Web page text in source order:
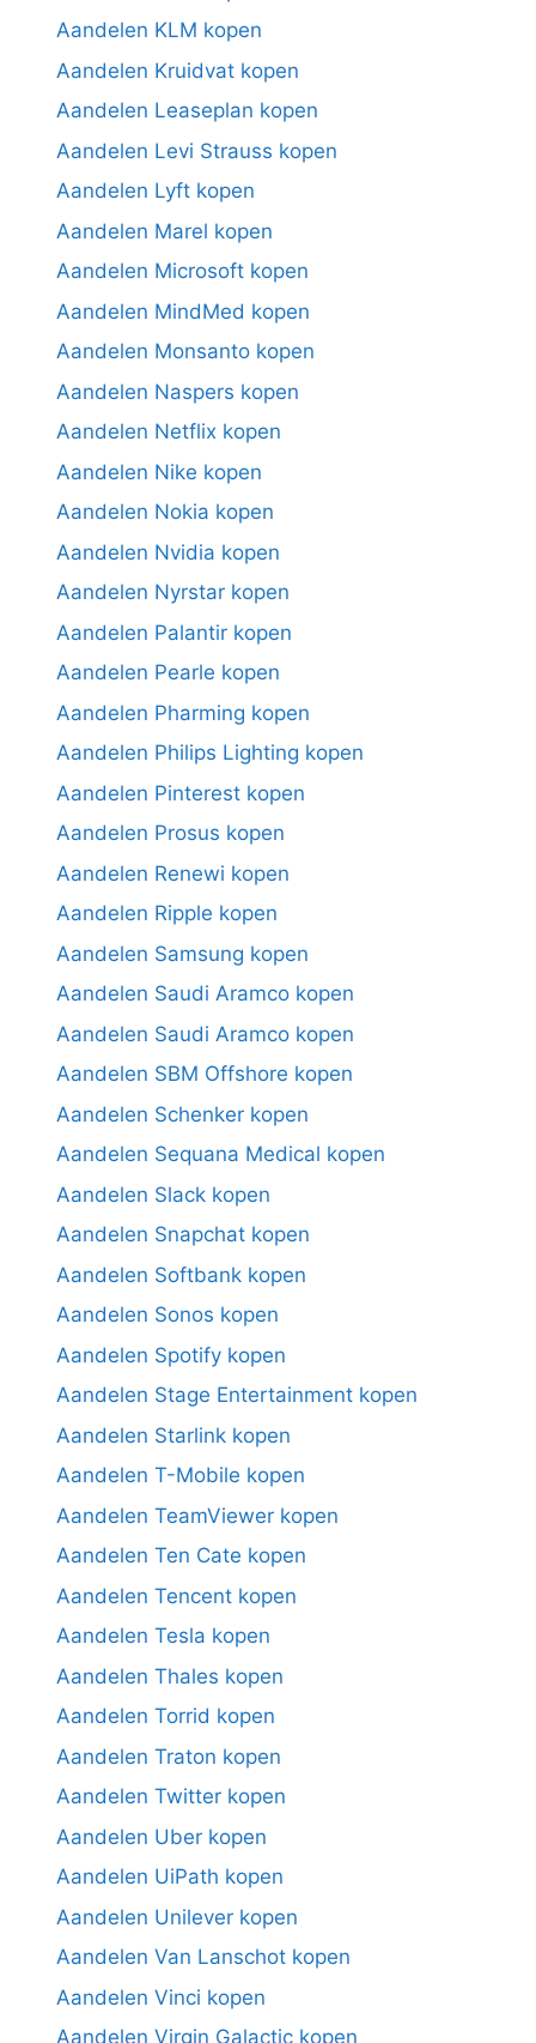
Aandelen KLM kopen
Aandelen Kruidvat kopen
Aandelen Leaseplan kopen
Aandelen Levi Strauss kopen
Aandelen Lyft kopen
Aandelen Marel kopen
Aandelen Microsoft kopen
Aandelen MindMed kopen
Aandelen Monsanto kopen
Aandelen Naspers kopen
Aandelen Netflix kopen
Aandelen Nike kopen
Aandelen Nokia kopen
Aandelen Nvidia kopen
Aandelen Nyrstar kopen
Aandelen Palantir kopen
Aandelen Pearle kopen
Aandelen Pharming kopen
Aandelen Philips Lighting kopen
Aandelen Pinterest kopen
Aandelen Prosus kopen
Aandelen Renewi kopen
Aandelen Ripple kopen
Aandelen Samsung kopen
Aandelen Saudi Aramco kopen
Aandelen Saudi Aramco kopen
Aandelen SBM Offshore kopen
Aandelen Schenker kopen
Aandelen Sequana Medical kopen
Aandelen Slack kopen
Aandelen Snapchat kopen
Aandelen Softbank kopen
Aandelen Sonos kopen
Aandelen Spotify kopen
Aandelen Stage Entertainment kopen
Aandelen Starlink kopen
Aandelen T-Mobile kopen
Aandelen TeamViewer kopen
Aandelen Ten Cate kopen
Aandelen Tencent kopen
Aandelen Tesla kopen
Aandelen Thales kopen
Aandelen Torrid kopen
Aandelen Traton kopen
Aandelen Twitter kopen
Aandelen Uber kopen
Aandelen UiPath kopen
Aandelen Unilever kopen
Aandelen Van Lanschot kopen
Aandelen Vinci kopen
Aandelen Virgin Galactic kopen